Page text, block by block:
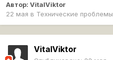
Автор: VitalViktor
22 мая в Технические проблемы
VitalViktor